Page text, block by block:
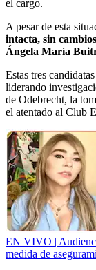
el cargo.
A pesar de esta
intacta, sin
Ángela María
Estas tres
liderando
de Odebrecht, la
el atentado al Club
EN VIVO |
medida de